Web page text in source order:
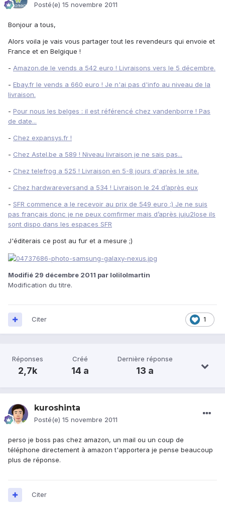
Posté(e) 15 novembre 2011
Bonjour a tous,
Alors voila je vais vous partager tout les revendeurs qui envoie et
France et en Belgique !
- Amazon.de le vends a 542 euro ! Livraisons vers le 5 décembre.
- Ebay.fr le vends a 660 euro ! Je n'ai pas d'info au niveau de la
livraison.
- Pour nous les belges : il est référencé chez vandenborre ! Pas
de date...
- Chez expansys.fr !
- Chez Astel.be a 589 ! Niveau livraison je ne sais pas...
- Chez telefrog a 525 ! Livraison en 5-8 jours d'après le site.
- Chez hardwareversand a 534 ! Livraison le 24 d’après eux
- SFR commence a le recevoir au prix de 549 euro ;) Je ne suis
pas français donc je ne peux comfirmer mais d’après juju2lose ils
sont dispo dans les espaces SFR
J'éditerais ce post au fur et a mesure ;)
Modifié 29 décembre 2011 par lolilolmartin
Modification du titre.
1
Citer
Réponses
2,7k
Créé
14 a
Dernière réponse
13 a
kuroshinta
Posté(e) 15 novembre 2011
perso je boss pas chez amazon, un mail ou un coup de
téléphone directement à amazon t'apportera je pense beaucoup
plus de réponse.
Citer